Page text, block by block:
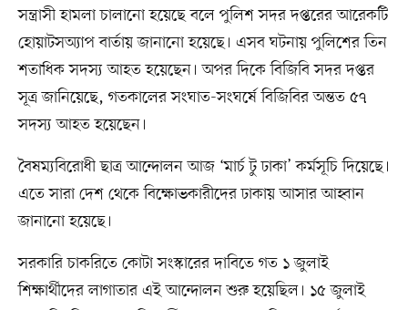
সন্ত্রাসী হামলা চালানো হয়েছে বলে পুলিশ সদর দপ্তরের আরেকটি
হোয়াটসঅ্যাপ বার্তায় জানানো হয়েছে। এসব ঘটনায় পুলিশের তিন
শতাধিক সদস্য আহত হয়েছেন। অপর দিকে বিজিবি সদর দপ্তর
সূত্র জানিয়েছে, গতকালের সংঘাত-সংঘর্ষে বিজিবির অন্তত ৫৭
সদস্য আহত হয়েছেন।
বৈষম্যবিরোধী ছাত্র আন্দোলন আজ ‘মার্চ টু ঢাকা’ কর্মসূচি দিয়েছে।
এতে সারা দেশ থেকে বিক্ষোভকারীদের ঢাকায় আসার আহ্বান
জানানো হয়েছে।
সরকারি চাকরিতে কোটা সংস্কারের দাবিতে গত ১ জুলাই
শিক্ষার্থীদের লাগাতার এই আন্দোলন শুরু হয়েছিল। ১৫ জুলাই